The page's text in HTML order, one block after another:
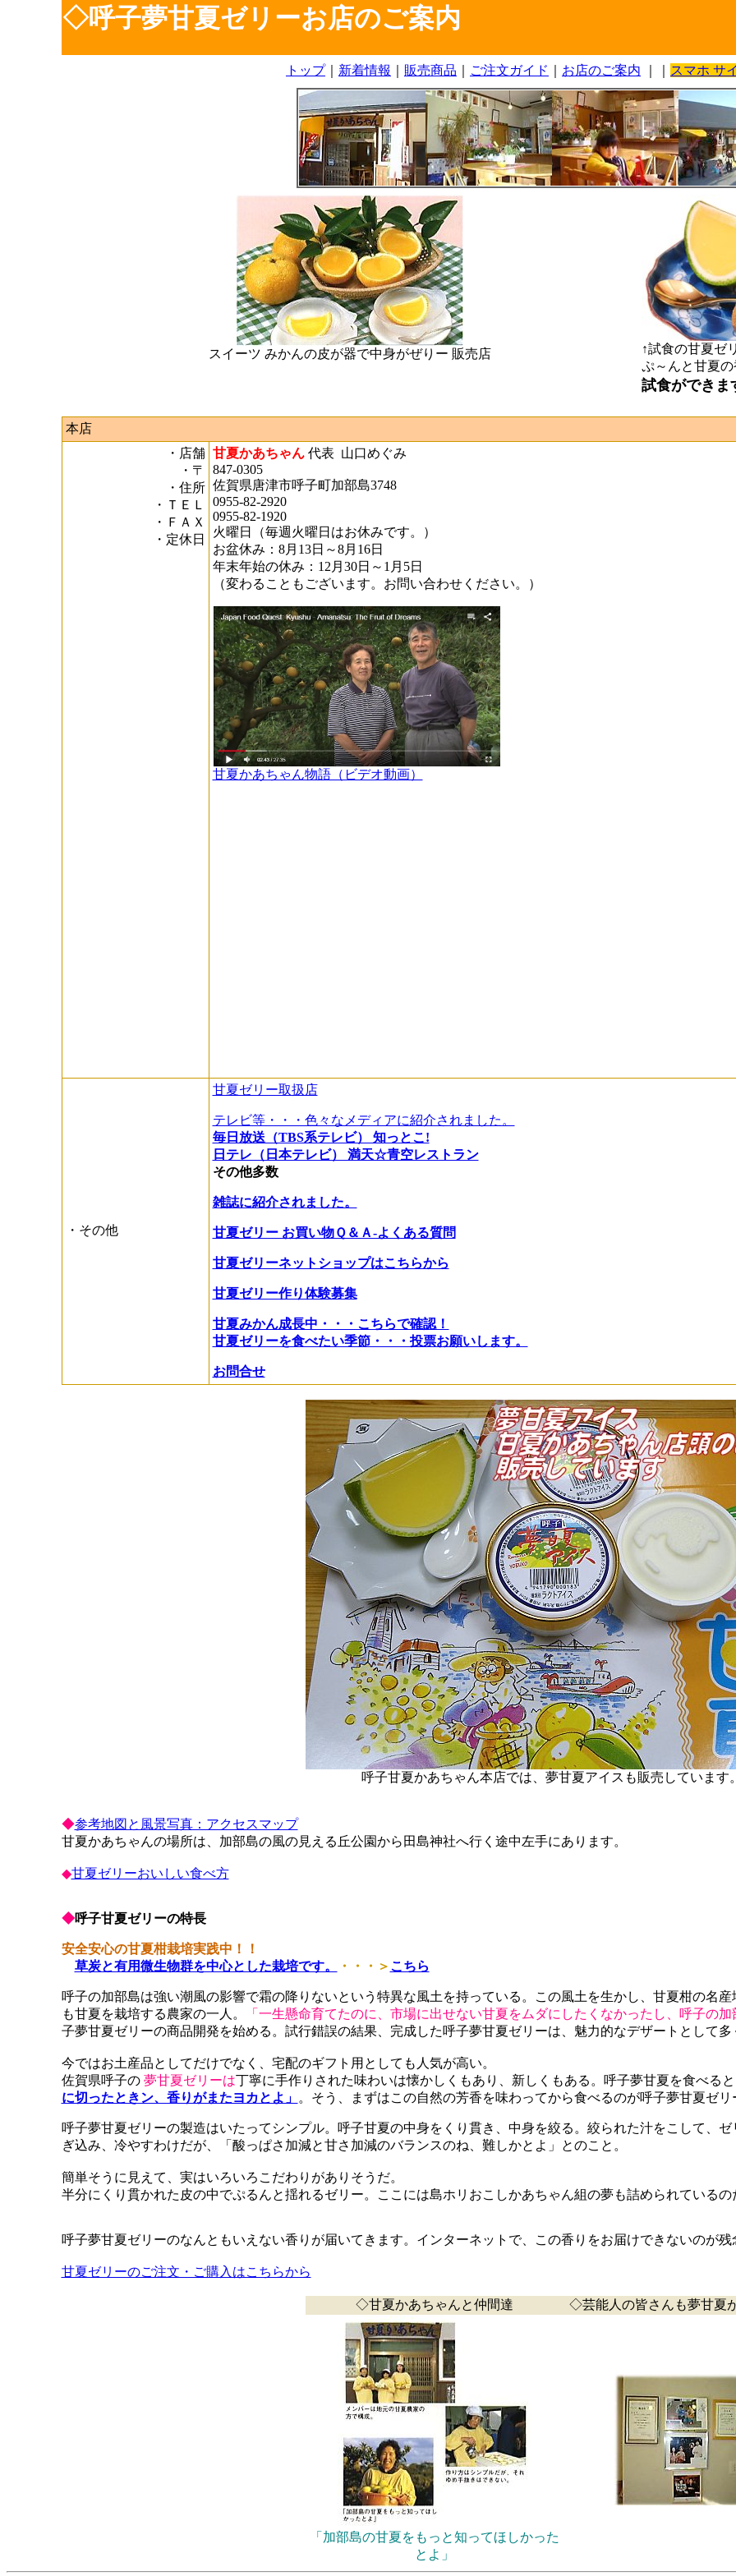
◇呼子夢甘夏ゼリーお店のご案内
トップ｜ 新着情報 販売商品 ご注文ガイド お店のご案内 スマホ サ
スイーツ みかんの皮が器で中身がぜりー 販売店
↑試食の甘夏ゼ
ぷ～んと甘夏
試食ができま
本店
・店舗
・〒
・住所
・ＴＥＬ
・ＦＡＸ
・定休日
甘夏かあちゃん代表 山口めぐみ
847-0305
佐賀県唐津市呼子町加部島3748
0955-82-2920
0955-82-1920
火曜日（毎週火曜日はお休みです。）
お盆休み：8月13日～8月16日
年末年始の休み：12月30日～1月5日
（変わることもございます。お問い合わせください。）
甘夏かあちゃん物語（ビデオ動画）
・その他
甘夏ゼリー取扱店
テレビ等・・・色々なメディアに紹介されました。
毎日放送（TBS系テレビ） 知っとこ!
日テレ（日本テレビ） 満天☆青空レストラン
その他多数
雑誌に紹介されました。
甘夏ゼリー お買い物Ｑ＆Ａ-よくある質問
甘夏ゼリーネットショップはこちらから
甘夏ゼリー作り体験募集
甘夏みかん成長中・・・こちらで確認！
甘夏ゼリーを食べたい季節・・・投票お願いします。
お問合せ
呼子甘夏かあちゃん本店では、夢甘夏アイスも販売しています
◆参考地図と風景写真：アクセスマップ
甘夏かあちゃんの場所は、加部島の風の見える丘公園から田島神社へ行く途中左手にあります。
◆甘夏ゼリーおいしい食べ方
◆呼子甘夏ゼリーの特長
安全安心の甘夏柑栽培実践中！！
草炭と有用微生物群を中心とした栽培です。
・・・＞ こちら
呼子の加部島は強い潮風の影響で霜の降りないという特異な風土を持っている。この風土を生かし、甘夏柑の名
も甘夏を栽培する農家の一人。
「一生懸命育てたのに、市場に出せない甘夏をムダにしたくなかったし、呼子の
子夢甘夏ゼリーの商品開発を始める。試行錯誤の結果、完成した呼子夢甘夏ゼリーは、魅力的なデザートとして
今ではお土産品としてだけでなく、宅配のギフト用としても人気が高い。
佐賀県呼子の 夢甘夏ゼリーは丁寧に手作りされた味わいは懐かしくもあり、新しくもある。呼子夢甘夏を食べる
に切ったときン、香りがまたヨカとよ」 。そう、まずはこの自然の芳香を味わってから食べるのが呼子夢甘夏ゼ
呼子夢甘夏ゼリーの製造はいたってシンプル。呼子甘夏の中身をくり貫き、中身を絞る。絞られた汁をこして、
ぎ込み、冷やすわけだが、「酸っぱさ加減と甘さ加減のバランスのね、難しかとよ」とのこと。
簡単そうに見えて、実はいろいろこだわりがありそうだ。
半分にくり貫かれた皮の中でぷるんと揺れるゼリー。ここには島ホリおこしかあちゃん組の夢も詰められているの
呼子夢甘夏ゼリーのなんともいえない香りが届いてきます。インターネットで、この香りをお届けできないのが残
甘夏ゼリーのご注文・ご購入はこちらから
◇甘夏かあちゃんと仲間達 ◇芸能人の皆さんも夢甘夏
「加部島の甘夏をもっと知ってほしかった
とよ」